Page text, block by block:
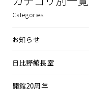
Categories
お知らせ
日比野館長室
開館20周年